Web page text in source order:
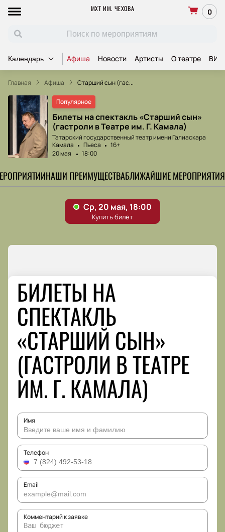
МХТ ИМ. ЧЕХОВА 0
Календарь Афиша Новости Артисты О театре ВИП
Главная Афиша Старший сын (гас...
Популярное
Билеты на спектакль «Старший сын»
(гастроли в Театре им. Г. Камала)
Татарский государственный театр имени Галиаскара
Камала
Пьеса
16+
20 мая
18:00
НАШИ ПРЕИМУЩЕСТВАБЛИЖАЙШИЕ МЕРОПРИЯТИЯ
БИЛЕТЫ НА
СПЕКТАКЛЬ
«СТАРШИЙ СЫН»
(ГАСТРОЛИ В ТЕАТРЕ
ИМ. Г. КАМАЛА)
Имя
Телефон
Email
Комментарий к заявке